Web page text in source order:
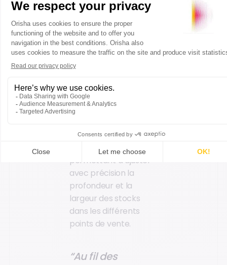
une étape importante.
Cette consolidation a
permis de rationaliser
la gestion du back-
office et de simplifier
le pilotage global du
La solution Fastmag a
un module de gestion
des réassorts
permettant d’ajuster
avec précision la
profondeur et la
largeur des stocks
dans les différents
points de vente.
“Au fil des